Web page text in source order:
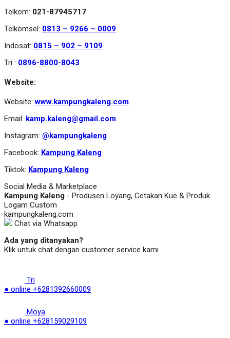
Telkom: 021-87945717
Telkomsel: 0813 – 9266 – 0009
Indosat: 0815 – 902 – 9109
Tri : 0896-8800-8043
Website:
Website:www.kampungkaleng.com
Email: kamp.kaleng@gmail.com
Instagram: @kampungkaleng
Facebook: Kampung Kaleng
Tiktok: Kampung Kaleng
Social Media & Marketplace
Kampung Kaleng - Produsen Loyang, Cetakan Kue & Produk
Logam Custom
kampungkaleng.com
Chat via Whatsapp
Ada yang ditanyakan?
Klik untuk chat dengan customer service kami
Tri
● online +6281392660009
Moya
● online +628159029109